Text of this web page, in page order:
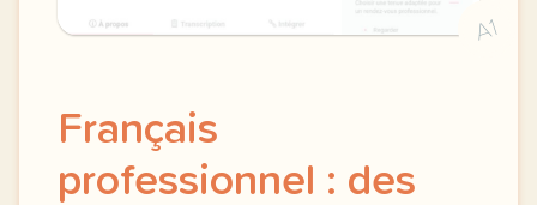
A1
Français
professionnel : des